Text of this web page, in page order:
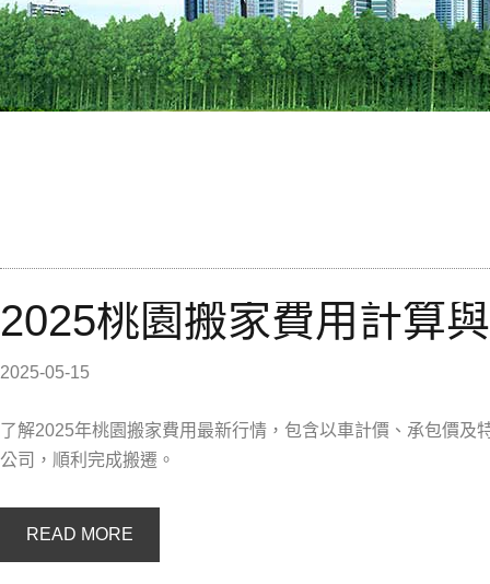
2025桃園搬家費用計算
2025-05-15
了解2025年桃園搬家費用最新行情，包含以車計價、承包價及
公司，順利完成搬遷。
READ MORE